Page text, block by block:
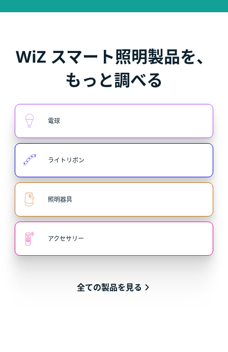
WiZ スマート照明製品を、
もっと調べる
電球
ライトリボン
照明器具
アクセサリー
全ての製品を見る